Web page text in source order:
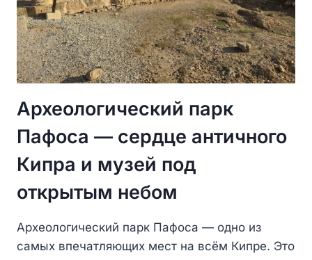
Археологический парк
Пафоса — сердце античного
Кипра и музей под
открытым небом
Археологический парк Пафоса — одно из
самых впечатляющих мест на всём Кипре. Это